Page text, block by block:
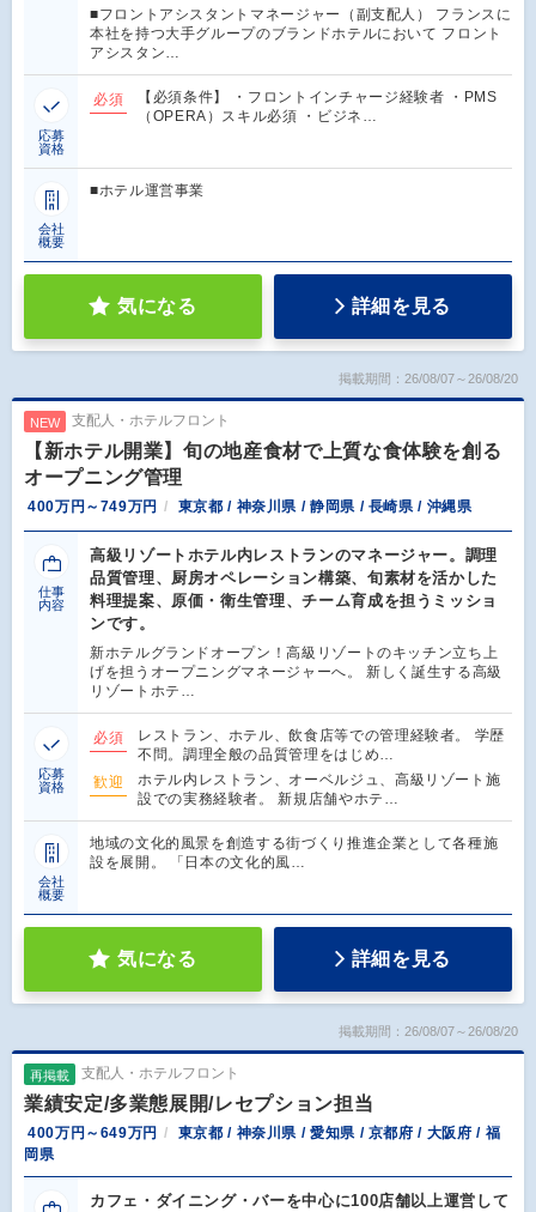
■フロントアシスタントマネージャー（副支配人） フランスに
本社を持つ大手グループのブランドホテルにおいて フロント
アシスタン…
応募
資格
必須
【必須条件】 ・フロントインチャージ経験者 ・PMS
（OPERA）スキル必須 ・ビジネ…
会社
概要
■ホテル運営事業
気になる 詳細を見る
掲載期間：26/08/07～26/08/20
NEW 支配人・ホテルフロント
【新ホテル開業】旬の地産食材で上質な食体験を創る
オープニング管理
400万円～749万円 東京都 / 神奈川県 / 静岡県 / 長崎県 / 沖縄県
仕事
内容
高級リゾートホテル内レストランのマネージャー。調理
品質管理、厨房オペレーション構築、旬素材を活かした
料理提案、原価・衛生管理、チーム育成を担うミッショ
ンです。
新ホテルグランドオープン！高級リゾートのキッチン立ち上
げを担うオープニングマネージャーへ。 新しく誕生する高級
リゾートホテ…
応募
資格
必須
レストラン、ホテル、飲食店等での管理経験者。 学歴
不問。調理全般の品質管理をはじめ…
歓迎
ホテル内レストラン、オーベルジュ、高級リゾート施
設での実務経験者。 新規店舗やホテ…
会社
概要
地域の文化的風景を創造する街づくり推進企業として各種施
設を展開。 「日本の文化的風…
気になる 詳細を見る
掲載期間：26/08/07～26/08/20
再掲載 支配人・ホテルフロント
業績安定/多業態展開/レセプション担当
400万円～649万円
東京都 / 神奈川県 / 愛知県 / 京都府 / 大阪府 / 福
岡県
カフェ・ダイニング・バーを中心に100店舗以上運営して